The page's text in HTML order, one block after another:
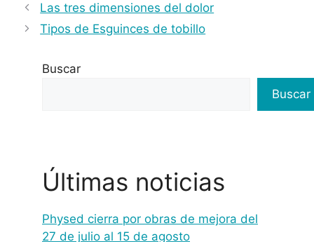
Las tres dimensiones del dolor
Tipos de Esguinces de tobillo
Buscar
Buscar
Últimas noticias
Physed cierra por obras de mejora del
27 de julio al 15 de agosto